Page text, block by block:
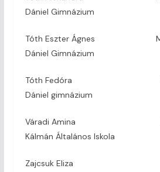
Dániel Gimnázium
Tóth Eszter Ágnes
Dániel Gimnázium
Tóth Fedóra
Dániel gimnázium
Váradi Amina
Kálmán Általános Iskola
Zajcsuk Eliza